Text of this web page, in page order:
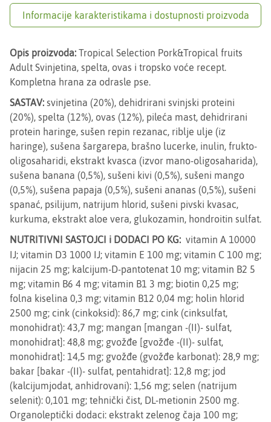
Informacije karakteristikama i dostupnosti proizvoda
Opis proizvoda: Tropical Selection Pork&Tropical fruits
Adult Svinjetina, spelta, ovas i tropsko voće recept.
Kompletna hrana za odrasle pse.
SASTAV: svinjetina (20%), dehidrirani svinjski proteini
(20%), spelta (12%), ovas (12%), pileća mast, dehidrirani
protein haringe, sušen repin rezanac, riblje ulje (iz
haringe), sušena šargarepa, brašno lucerke, inulin, frukto-
oligosaharidi, ekstrakt kvasca (izvor mano-oligosaharida),
sušena banana (0,5%), sušeni kivi (0,5%), sušeni mango
(0,5%), sušena papaja (0,5%), sušeni ananas (0,5%), sušeni
spanać, psilijum, natrijum hlorid, sušeni pivski kvasac,
kurkuma, ekstrakt aloe vera, glukozamin, hondroitin sulfat.
NUTRITIVNI SASTOJCI i DODACI PO KG: vitamin A 10000
IJ; vitamin D3 1000 IJ; vitamin E 100 mg; vitamin C 100 mg;
nijacin 25 mg; kalcijum-D-pantotenat 10 mg; vitamin B2 5
mg; vitamin B6 4 mg; vitamin B1 3 mg; biotin 0,25 mg;
folna kiselina 0,3 mg; vitamin B12 0,04 mg; holin hlorid
2500 mg; cink (cinkoksid): 86,7 mg; cink (cinksulfat,
monohidrat): 43,7 mg; mangan [mangan -(II)- sulfat,
monohidrat]: 48,8 mg; gvožđe [gvožđe -(II)- sulfat,
monohidrat]: 14,5 mg; gvožđe (gvožđe karbonat): 28,9 mg;
bakar [bakar -(II)- sulfat, pentahidrat]: 12,8 mg; jod
(kalcijumjodat, anhidrovani): 1,56 mg; selen (natrijum
selenit): 0,101 mg; tehnički čist, DL-metionin 2500 mg.
Organoleptički dodaci: ekstrakt zelenog čaja 100 mg;